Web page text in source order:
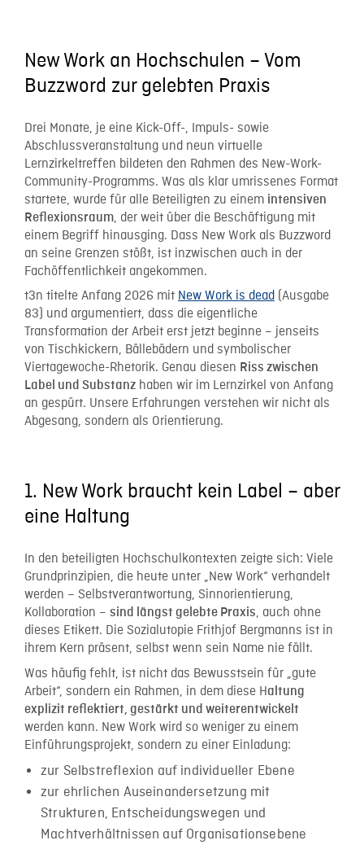
New Work an Hochschulen – Vom
Buzzword zur gelebten Praxis
Drei Monate, je eine Kick-Off-, Impuls- sowie
Abschlussveranstaltung und neun virtuelle
Lernzirkeltreffen bildeten den Rahmen des New-Work-
Community-Programms. Was als klar umrissenes Format
startete, wurde für alle Beteiligten zu einem intensiven
Reflexionsraum, der weit über die Beschäftigung mit
einem Begriff hinausging. Dass New Work als Buzzword
an seine Grenzen stößt, ist inzwischen auch in der
Fachöffentlichkeit angekommen.
t3n titelte Anfang 2026 mit New Work is dead (Ausgabe
83) und argumentiert, dass die eigentliche
Transformation der Arbeit erst jetzt beginne – jenseits
von Tischkickern, Bällebädern und symbolischer
Viertagewoche-Rhetorik. Genau diesen Riss zwischen
Label und Substanz haben wir im Lernzirkel von Anfang
an gespürt. Unsere Erfahrungen verstehen wir nicht als
Abgesang, sondern als Orientierung.
1. New Work braucht kein Label – aber
eine Haltung
In den beteiligten Hochschulkontexten zeigte sich: Viele
Grundprinzipien, die heute unter „New Work“ verhandelt
werden – Selbstverantwortung, Sinnorientierung,
Kollaboration – sind längst gelebte Praxis, auch ohne
dieses Etikett. Die Sozialutopie Frithjof Bergmanns ist in
ihrem Kern präsent, selbst wenn sein Name nie fällt.
Was häufig fehlt, ist nicht das Bewusstsein für „gute
Arbeit“, sondern ein Rahmen, in dem diese Haltung
explizit reflektiert, gestärkt und weiterentwickelt
werden kann. New Work wird so weniger zu einem
Einführungsprojekt, sondern zu einer Einladung:
zur Selbstreflexion auf individueller Ebene
zur ehrlichen Auseinandersetzung mit
Strukturen, Entscheidungswegen und
Machtverhältnissen auf Organisationsebene